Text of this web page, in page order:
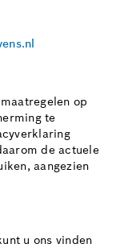
op
te
de actuele
aangezien
u ons vinden